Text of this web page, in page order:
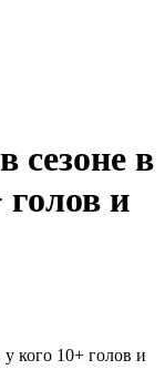
сезоне в
голов и